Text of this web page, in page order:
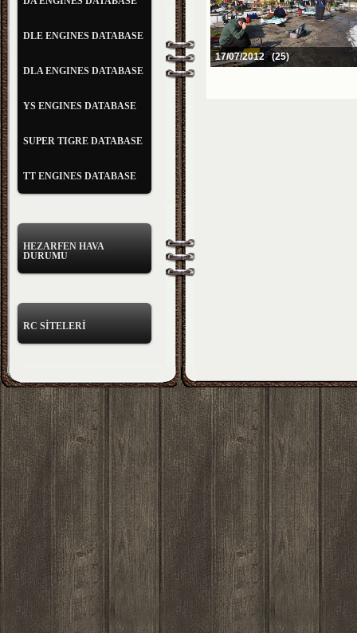
DLE ENGINES DATABASE
DLA ENGINES DATABASE
YS ENGINES DATABASE
SUPER TIGRE DATABASE
TT ENGINES DATABASE
HEZARFEN HAVA
DURUMU
RC SİTELERİ
17/07/2012 (25)